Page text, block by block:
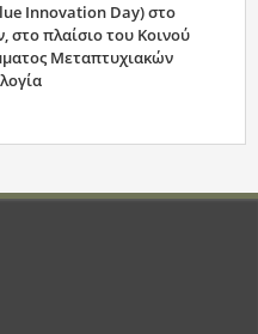
Innovation Day) στο
πλαίσιο του Κοινού
Μεταπτυχιακών